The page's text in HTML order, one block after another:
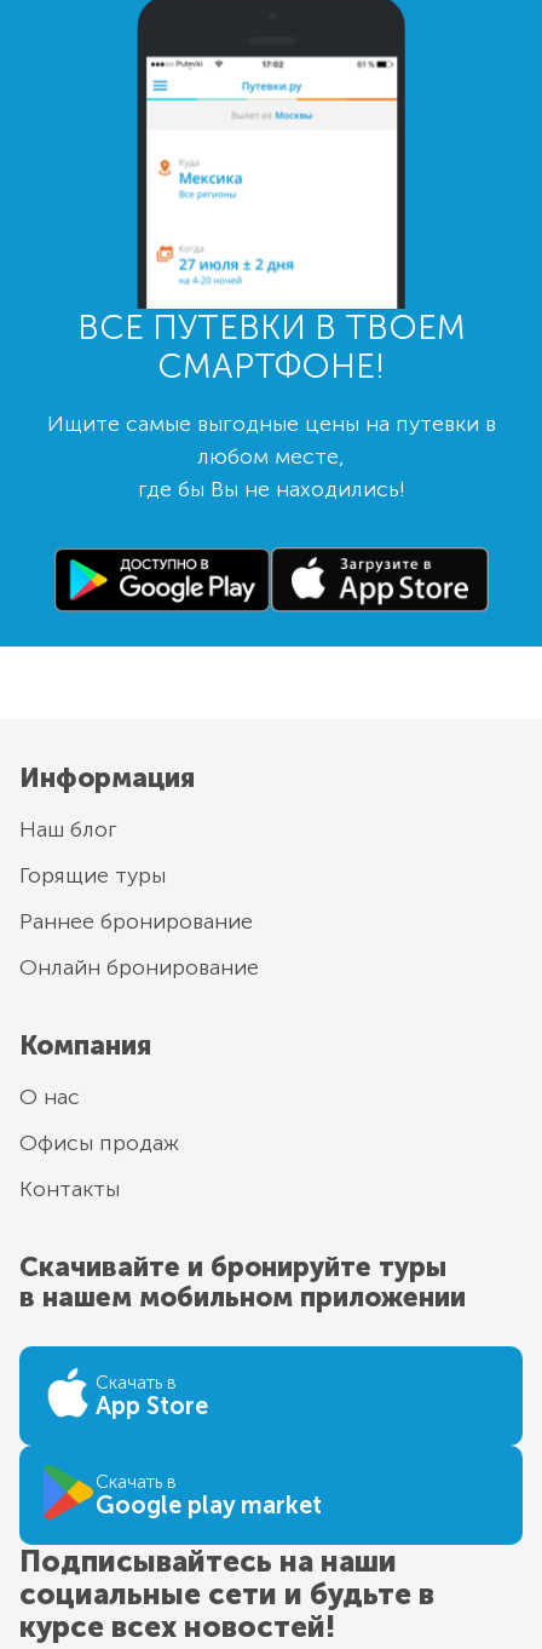
ВСЕ ПУТЕВКИ В ТВОЕМ
СМАРТФОНЕ!
Ищите самые выгодные цены на путевки в
любом месте,
где бы Вы не находились!
Информация
Наш блог
Горящие туры
Раннее бронирование
Онлайн бронирование
Компания
О нас
Офисы продаж
Контакты
Скачивайте и бронируйте туры
в нашем мобильном приложении
Скачать в
App Store
Скачать в
Google play market
Подписывайтесь на наши
социальные сети и будьте в
курсе всех новостей!